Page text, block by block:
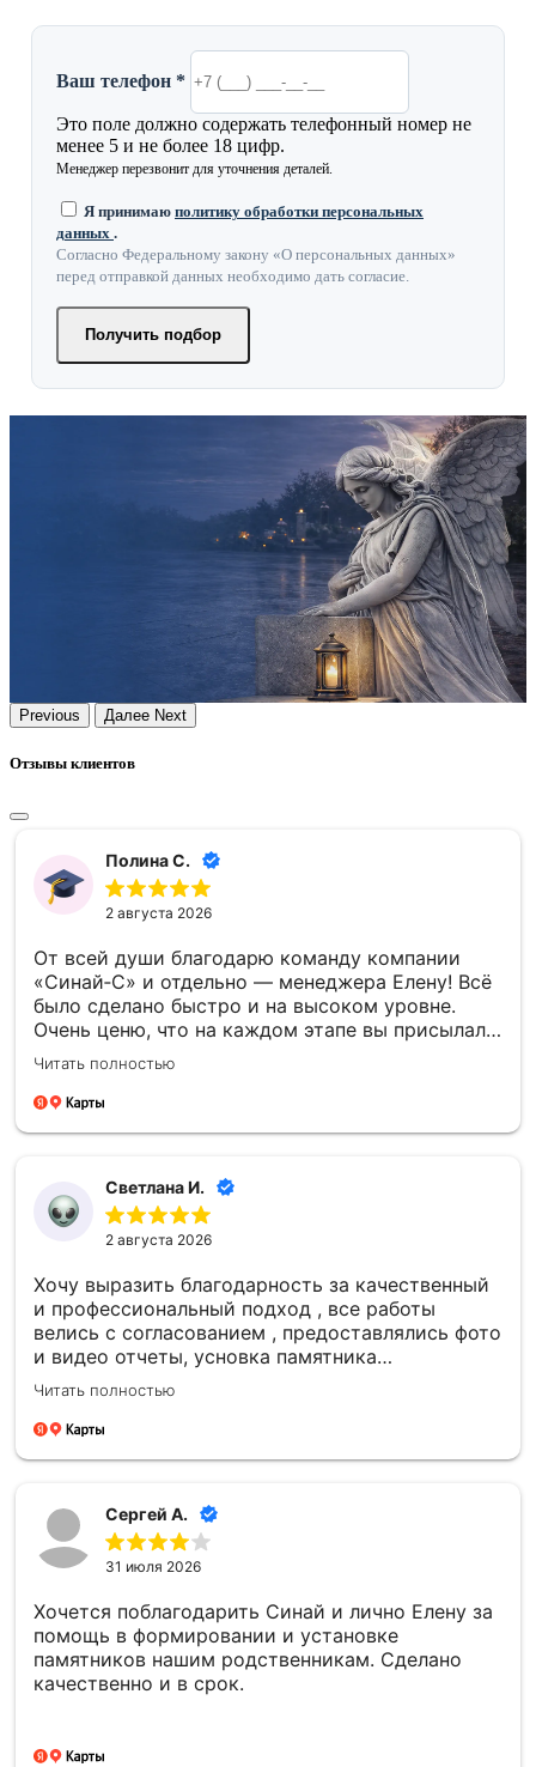
Ваш телефон *
Это поле должно содержать телефонный номер не
менее 5 и не более 18 цифр.
Менеджер перезвонит для уточнения деталей.
Я принимаю политику обработки персональных
данных .
Согласно Федеральному закону «О персональных данных»
перед отправкой данных необходимо дать согласие.
Получить подбор
Previous Далее Next
Отзывы клиентов
Полина С.
2 августа 2026
От всей души благодарю команду компании
«Синай‑С» и отдельно — менеджера Елену! Всё
было сделано быстро и на высоком уровне.
Очень ценю, что на каждом этапе вы присылали
фото- и видеоотчёты — это давало уверенность
и спокойствие. Отдельно спасибо за то, что
успели установить памятник к памятной
«Синай‑С» за чуткость, профессионализм и
проделанную работу! 🙏
Читать полностью
Светлана И.
2 августа 2026
Хочу выразить благодарность за качественный
и профессиональный подход , все работы
велись с согласованием , предоставлялись фото
и видео отчеты, усновка памятника
качественная , большое спасибо компании
Читать полностью
Сергей А.
31 июля 2026
Хочется поблагодарить Синай и лично Елену за
помощь в формировании и установке
памятников нашим родственникам. Сделано
качественно и в срок.